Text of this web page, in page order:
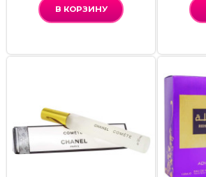
В КОРЗИНУ